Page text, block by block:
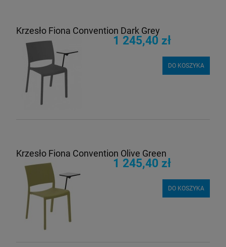
Krzesło Fiona Convention Dark Grey
1 245,40 zł
DO KOSZYKA
Krzesło Fiona Convention Olive Green
1 245,40 zł
DO KOSZYKA